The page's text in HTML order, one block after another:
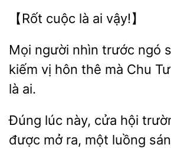
cuộc vậy!】
Mọi người nhìn trước ngó
kiếm vị hôn thê mà Chu
là ai.
Đúng lúc này, cửa
được mở
một luồng